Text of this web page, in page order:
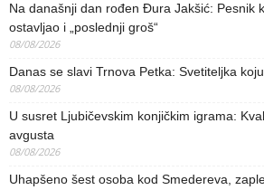
Na današnji dan rođen Đura Jakšić: Pesnik
ostavljao i „poslednji groš“
08/08/2026
Danas se slavi Trnova Petka: Svetiteljka
08/08/2026
U susret Ljubičevskim konjičkim igrama:
avgusta
08/08/2026
Uhapšeno šest osoba kod Smedereva,